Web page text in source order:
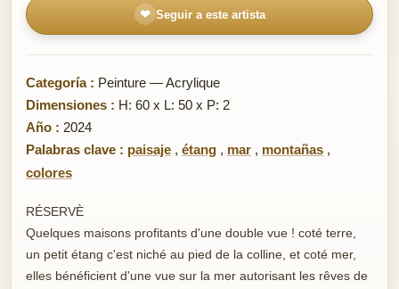
❤ Seguir a este artista
Categoría : Peinture — Acrylique
Dimensiones : H: 60 x L: 50 x P: 2
Año : 2024
Palabras clave : paisaje , étang , mar , montañas ,
colores
RÉSERVÈ
Quelques maisons profitants d'une double vue ! coté terre,
un petit étang c'est niché au pied de la colline, et coté mer,
elles bénéficient d'une vue sur la mer autorisant les rêves de